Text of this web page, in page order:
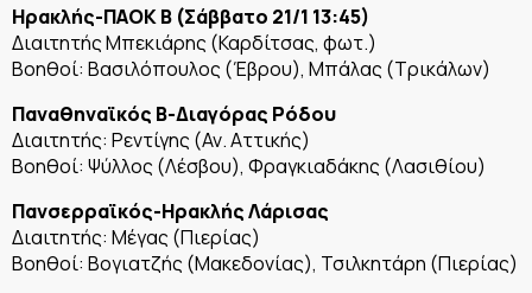
Ηρακλής-ΠΑΟΚ Β (Σάββατο 21/1 13:45)
Διαιτητής Μπεκιάρης (Καρδίτσας, φωτ.)
Βοηθοί: Βασιλόπουλος (Έβρου), Μπάλας (Τρικάλων)
Παναθηναϊκός Β-Διαγόρας Ρόδου
Διαιτητής: Ρεντίγης (Αν. Αττικής)
Βοηθοί: Ψύλλος (Λέσβου), Φραγκιαδάκης (Λασιθίου)
Πανσερραϊκός-Ηρακλής Λάρισας
Διαιτητής: Μέγας (Πιερίας)
Βοηθοί: Βογιατζής (Μακεδονίας), Τσιλκητάρη (Πιερίας)